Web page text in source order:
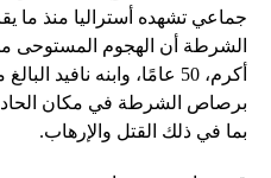
جماعي تشهده أستراليا منذ ما
الشرطة أن الهجوم المستوحى
بما في ذلك القتل والإرهاب.